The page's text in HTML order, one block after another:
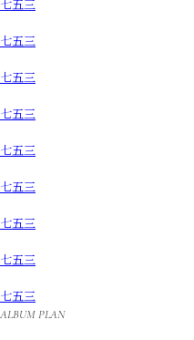
七五三
七五三
七五三
七五三
七五三
七五三
七五三
七五三
七五三
ALBUM PLAN